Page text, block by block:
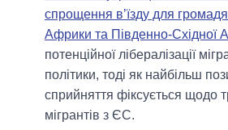
спрощення в’їзду для
Африки та Південно-Східної
потенційної лібералізації
політики, тоді як найбільш
сприйняття фіксується щодо
мігрантів з ЄС.